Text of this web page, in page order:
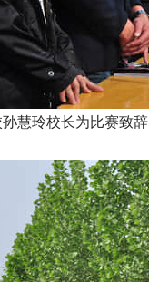
慧玲校长为比赛致辞